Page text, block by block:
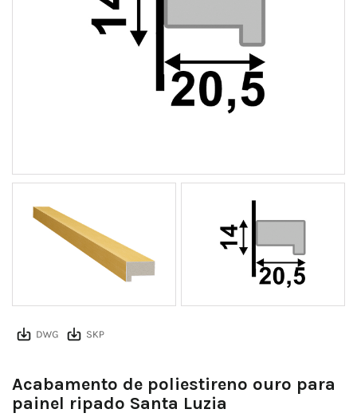
Acabamento de poliestireno ouro para
painel ripado Santa Luzia